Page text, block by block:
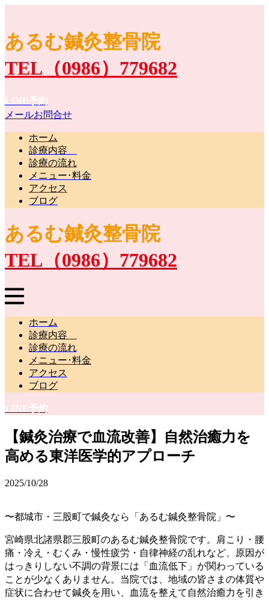
あるむ鍼灸整骨院
TEL（0986）779682
LINE予約
メールお問合せ
ホーム
診療内容
診療の流れ
メニュー･料金
アクセス
ブログ
あるむ鍼灸整骨院
TEL（0986）779682
ホーム
診療内容
診療の流れ
メニュー･料金
アクセス
ブログ
LINE予約
【鍼灸治療で血流改善】自然治癒力を
高める東洋医学的アプローチ
2025/10/28
〜都城市・三股町で鍼灸なら「あるむ鍼灸整骨院」〜
宮崎県北諸県郡三股町のあるむ鍼灸整骨院です。肩こり・腰
痛・冷え・むくみ・慢性疲労・自律神経の乱れなど、原因が
はっきりしない不調の背景には「血流低下」が関わっている
ことが少なくありません。当院では、地域の皆さまの体質や
症状に合わせて鍼灸を用い、血流を整えて自然治癒力を引き